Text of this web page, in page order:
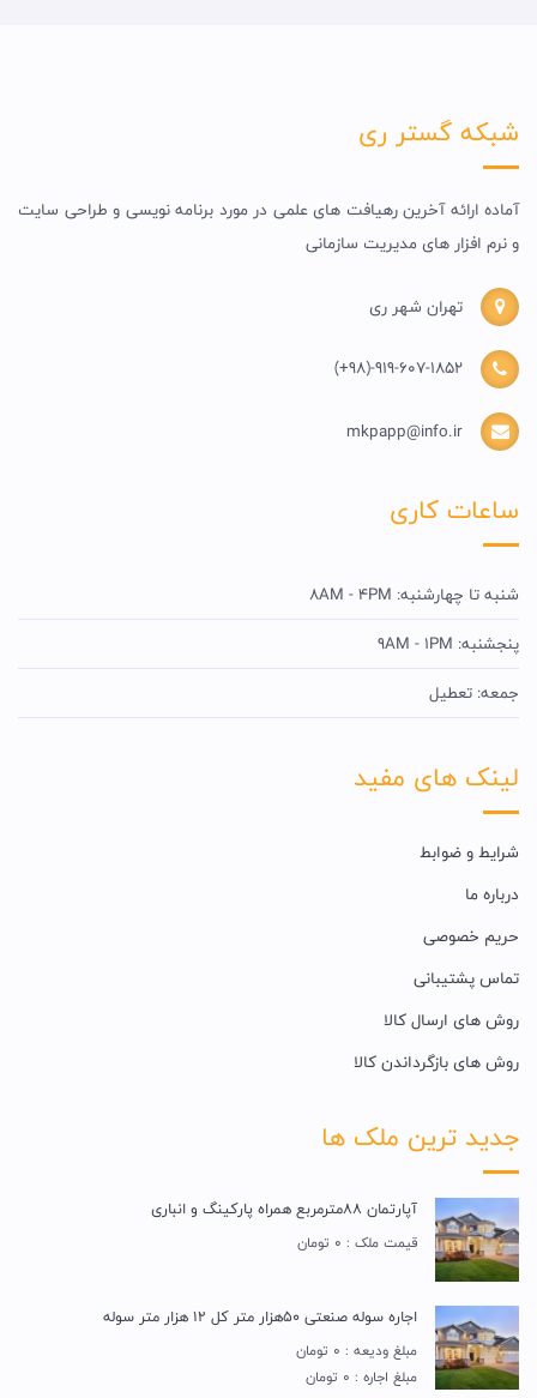
شبکه گستر ری
آماده ارائه آخرین رهیافت های علمی در مورد برنامه نویسی و طراحی سایت
و نرم افزار های مدیریت سازمانی
تهران شهر ری
(+98)-919-607-1852
mkpapp@info.ir
ساعات کاری
شنبه تا چهارشنبه: 8AM - 4PM
پنجشنبه: 9AM - 1PM
جمعه: تعطیل
لینک های مفید
شرایط و ضوابط
درباره ما
حریم خصوصی
تماس پشتیبانی
روش های ارسال کالا
روش های بازگرداندن کالا
جدید ترین ملک ها
آپارتمان 88مترمربع همراه پارکینگ و انباری
قیمت ملک : 0 تومان
اجاره سوله صنعتی 50هزار متر کل 12 هزار متر سوله
مبلغ ودیعه : 0 تومان
مبلغ اجاره : 0 تومان